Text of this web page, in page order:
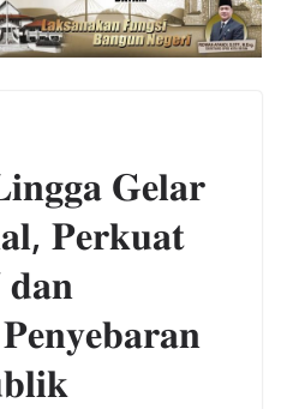
𝐆𝐞𝐥𝐚𝐫
𝐏𝐞𝐫𝐤𝐮𝐚𝐭
𝐝𝐚𝐧
𝐏𝐞𝐧𝐲𝐞𝐛𝐚𝐫𝐚𝐧